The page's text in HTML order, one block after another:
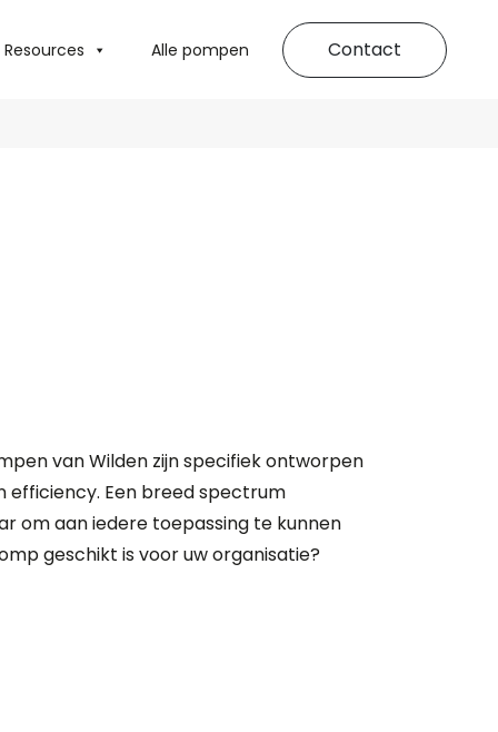
Resources Alle pompen Contact
van Wilden zijn specifiek ontworpen
efficiency. Een breed spectrum
om aan iedere toepassing te kunnen
geschikt is voor uw organisatie?